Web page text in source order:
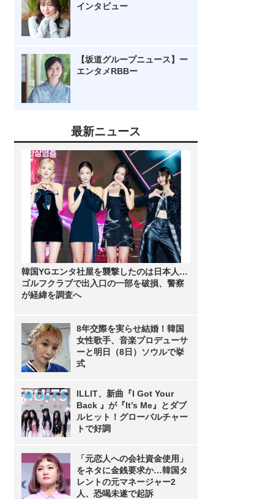
インタビュー
【坂道グループニュース】ー
エンタメRBBー
最新ニュース
韓国YGエンタ社屋を襲撃したのは日本人…
ゴルフクラブで出入口の一部を破損、警察
が経緯を調査へ
8年交際を実らせ結婚！韓国
女性歌手、音楽プロデューサ
ーと明日（8日）ソウルで挙
式
ILLIT、新曲『I Got Your
Back 』が『It’s Me』とダブ
ルヒット！グローバルチャー
トで好調
「元恋人への会社資金使用」
をネタに金銭要求か…韓国タ
レントの元マネージャー2
人、恐喝未遂で起訴